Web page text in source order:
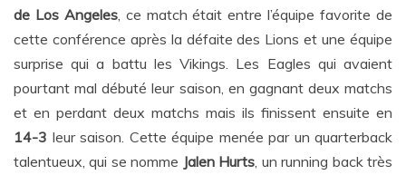
de Los Angeles, ce match était entre l’équipe favorite de
cette conférence après la défaite des Lions et une équipe
surprise qui a battu les Vikings. Les Eagles qui avaient
pourtant mal débuté leur saison, en gagnant deux matchs
et en perdant deux matchs mais ils finissent ensuite en
14-3 leur saison. Cette équipe menée par un quarterback
talentueux, qui se nomme Jalen Hurts , un running back très